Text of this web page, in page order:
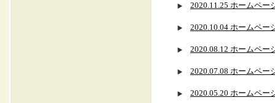
2020.11.25 ホームペー
2020.10.04 ホームペー
2020.08.12 ホームペー
2020.07.08 ホームペー
2020.05.20 ホームペー